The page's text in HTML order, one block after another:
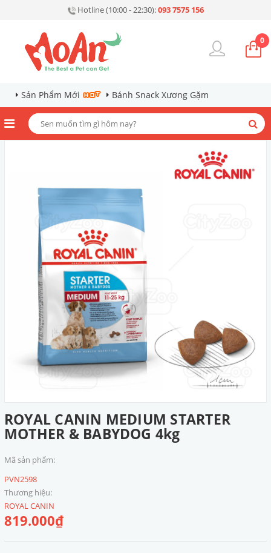
Hotline (10:00 - 22:30):093 7575 156
0
Sản Phẩm Mới Bánh Snack Xương Gặm
ROYAL CANIN MEDIUM STARTER
MOTHER & BABYDOG 4kg
Mã sản phẩm:
PVN2598
Thương hiệu:
ROYAL CANIN
819.000₫